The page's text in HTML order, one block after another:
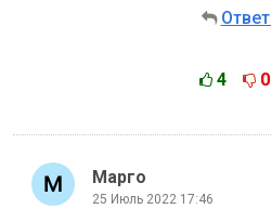
4 0
Марго
25 Июль 2022 17:46